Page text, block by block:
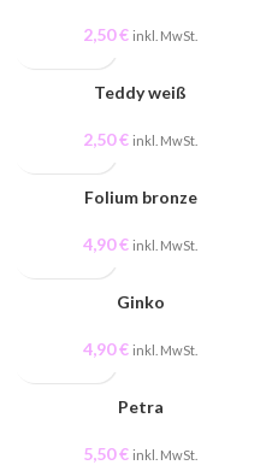
2,50€ inkl. MwSt.
Teddy weiß
2,50€ inkl. MwSt.
Folium bronze
4,90€ inkl. MwSt.
Ginko
4,90€ inkl. MwSt.
Petra
5,50€ inkl. MwSt.